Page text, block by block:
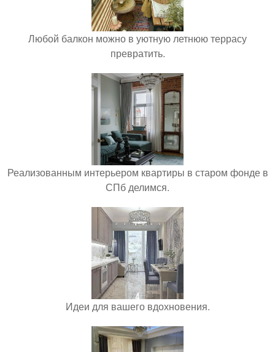
Любой балкон можно в уютную летнюю террасу
превратить.
Реализованным интерьером квартиры в старом фонде в
СПб делимся.
Идеи для вашего вдохновения.